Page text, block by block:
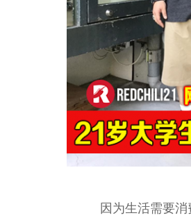
因为生活需要